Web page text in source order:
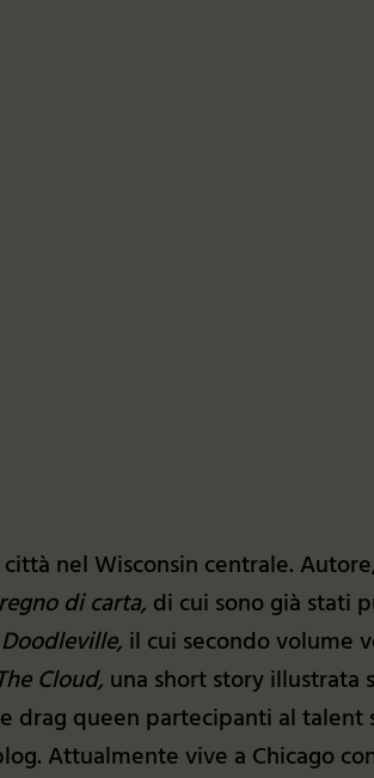
nel Wisconsin centrale.
di carta, di cui sono già stati
Doodleville, il cui secondo volume
Cloud, una short story illustrata
drag queen partecipanti al talent
Attualmente vive a Chicago